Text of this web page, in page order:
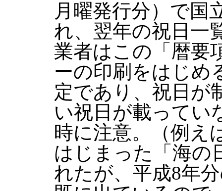
月曜発行分）で国
れ、翌年の祝日一
業者はこの「暦要
ーの印刷をはじめ
定であり、祝日が
い祝日が載ってい
時に注意。（例え
はじまった「海の
れたが、平成8年